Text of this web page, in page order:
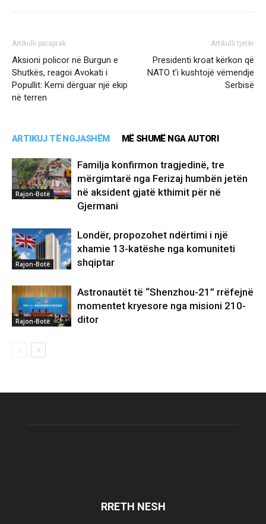
Artikulli paraprak
Aksioni policor në Burgun e
Shutkës, reagoi Avokati i
Popullit: Kemi dërguar një ekip
në terren
Artikulli tjetër
Presidenti kroat kërkon që
NATO t’i kushtojë vëmendje
Serbisë
ARTIKUJ TË NGJASHËM MË SHUMË NGA AUTORI
Rajon-Botë
Familja konfirmon tragjedinë, tre
mërgimtarë nga Ferizaj humbën jetën
në aksident gjatë kthimit për në
Gjermani
Rajon-Botë
Londër, propozohet ndërtimi i një
xhamie 13-katëshe nga komuniteti
shqiptar
Rajon-Botë
Astronautët të “Shenzhou-21” rrëfejnë
momentet kryesore nga misioni 210-
ditor
RRETH NESH